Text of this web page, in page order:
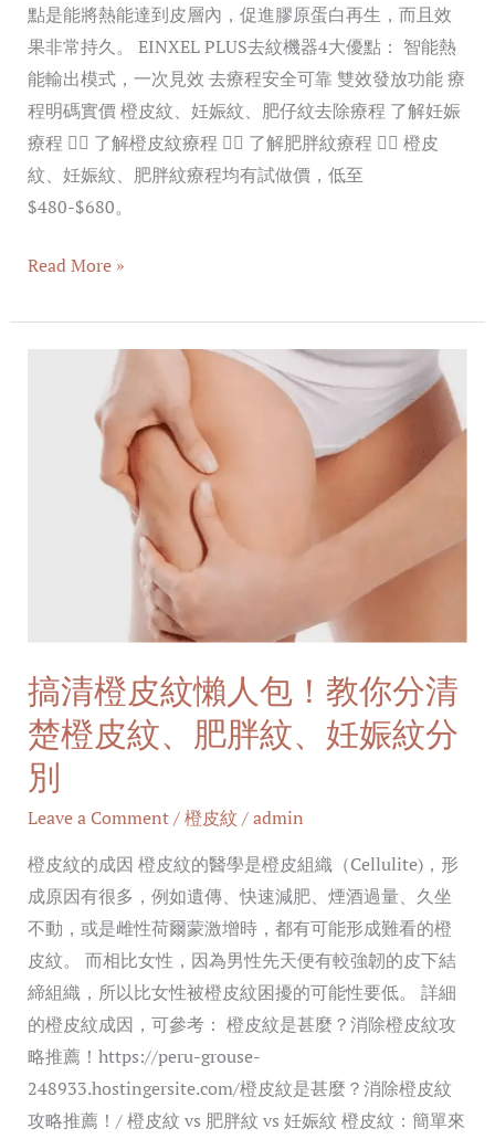
點是能將熱能達到皮層內，促進膠原蛋白再生，而且效
果非常持久。 EINXEL PLUS去紋機器4大優點： 智能熱
能輸出模式，一次見效 去療程安全可靠 雙效發放功能 療
程明碼實價 橙皮紋、妊娠紋、肥仔紋去除療程 了解妊娠
療程 👈🏻 了解橙皮紋療程 👈🏻 了解肥胖紋療程 👈🏻 橙皮
紋、妊娠紋、肥胖紋療程均有試做價，低至
$480-$680。
Read More »
搞清橙皮紋懶人包！教你分清
楚橙皮紋、肥胖紋、妊娠紋分
別
Leave a Comment/橙皮紋/admin
橙皮紋的成因 橙皮紋的醫學是橙皮組織（Cellulite)，形
成原因有很多，例如遺傳、快速減肥、煙酒過量、久坐
不動，或是雌性荷爾蒙激增時，都有可能形成難看的橙
皮紋。 而相比女性，因為男性先天便有較強韌的皮下結
締組織，所以比女性被橙皮紋困擾的可能性要低。 詳細
的橙皮紋成因，可參考： 橙皮紋是甚麼？消除橙皮紋攻
略推薦！https://peru-grouse-
248933.hostingersite.com/橙皮紋是甚麼？消除橙皮紋
攻略推薦！/ 橙皮紋 vs 肥胖紋 vs 妊娠紋 橙皮紋：簡單來
分
清
楚
橙
皮
肥
胖
紋、
妊
娠
紋
分
別